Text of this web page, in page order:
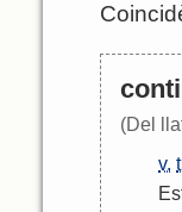
(Del
v.